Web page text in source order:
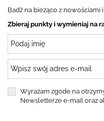
Badź na bieżąco z nowościami
Zbieraj punkty i wymieniaj na
Wyrażam zgode na
Newsletterze e-mail oraz